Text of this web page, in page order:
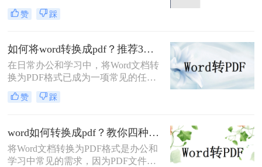
些Word转PDF方法让你效率翻倍，安
全又精准！”作为一名从事电脑办公
场朋友问到一个问题：Word转PDF怎
么转换才能既高效又可靠？尤其是在
处理重要报告、合同或技术文档时，
大家总担心格式错乱、操作繁琐或数
据泄露。今天，小编就结合多年经
验，分享几种常用方法（排除
赞 踩
如何将word转换成pdf？推荐3种方法轻松转换！
在日常办公和学习中，将Word文档转
换为PDF格式已成为一项常见的任
务。PDF格式具有跨平台兼容性、格
式稳定性和安全性等优点，使得它在
著优势。那么如何将word转换成pdf
呢？本文将介绍三种将Word转换成
PDF的方法。
赞 踩
word如何转换成pdf？教你四种常用方法！
将Word文档转换为PDF格式是办公和
学习中常见的需求，因为PDF文件具